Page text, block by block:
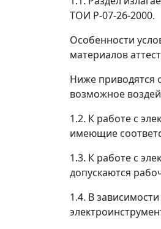
ТОИ Р-07-26-2000.
Особенности
материалов
Ниже приводятся
возможное
1.2. К работе с
имеющие
1.3. К работе с
допускаются
1.4. В